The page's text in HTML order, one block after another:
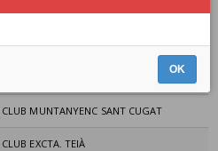
CLUB ESP. CLIMBING TEAM SEGLE XXI
CLUB MUNTANYENC SANT CUGAT
CLUB EXCTA. TEIÀ
OK